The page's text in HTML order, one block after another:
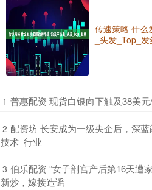
传速策略 什么
_头发_Top_发
1 普惠配资 现货白银向下触及38美元
2 配资坊 长安成为一级央企后，深蓝
技术_行业
3 伯乐配资 “女子剖宫产后第16天遭
新炒，嫁接造谣